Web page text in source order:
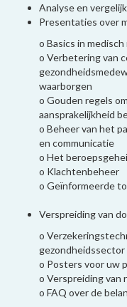
Analyse en
Presentaties over
o Basics in
o Verbetering van
waarborgen
o Gouden regels
aansprakelijkheid
o Beheer van het
en communicatie
o Het
o Klachtenbeheer
o Geïnformeerde
Verspreiding van
o
gezondheidssector
o Posters voor uw
o Verspreiding van
o FAQ over de